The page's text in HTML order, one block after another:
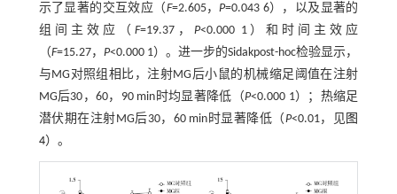
示了显著的交互效应（F=2.605，P=0.043 6），以及显著的
组间主效应（ F=19.37， P<0.000 1）和时间主效应
（F=15.27， P<0.000 1）。进一步的Sidakpost-hoc检验显示，
与MG对照组相比，注射MG后小鼠的机械缩足阈值在注射
MG后30，60，90 min时均显著降低（P<0.000 1）；热缩足
潜伏期在注射MG后30，60 min时显著降低（P<0.01，见图
4）。